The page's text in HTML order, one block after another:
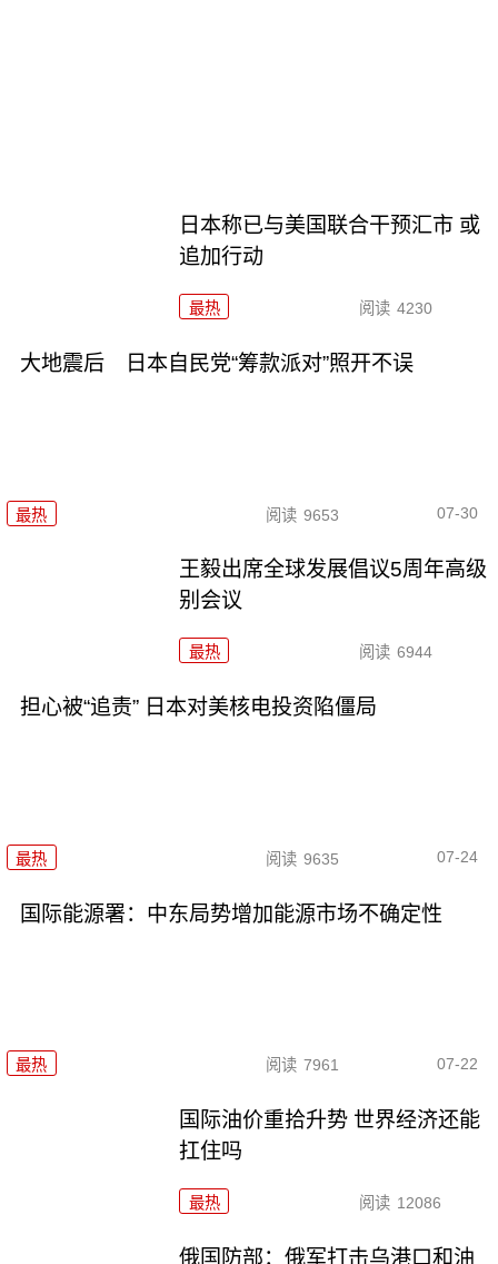
日本称已与美国联合干预汇市 或
追加行动
最热 阅读 4230
大地震后 日本自民党“筹款派对”照开不误
最热 阅读 9653 07-30
王毅出席全球发展倡议5周年高级
别会议
最热 阅读 6944
担心被“追责” 日本对美核电投资陷僵局
最热 阅读 9635 07-24
国际能源署：中东局势增加能源市场不确定性
最热 阅读 7961 07-22
国际油价重拾升势 世界经济还能
扛住吗
最热 阅读 12086
俄国防部：俄军打击乌港口和油